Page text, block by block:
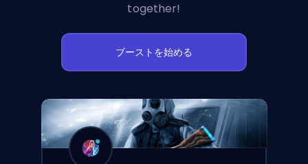
together!
ブーストを始める